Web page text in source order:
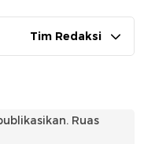
Tim Redaksi
Ruas